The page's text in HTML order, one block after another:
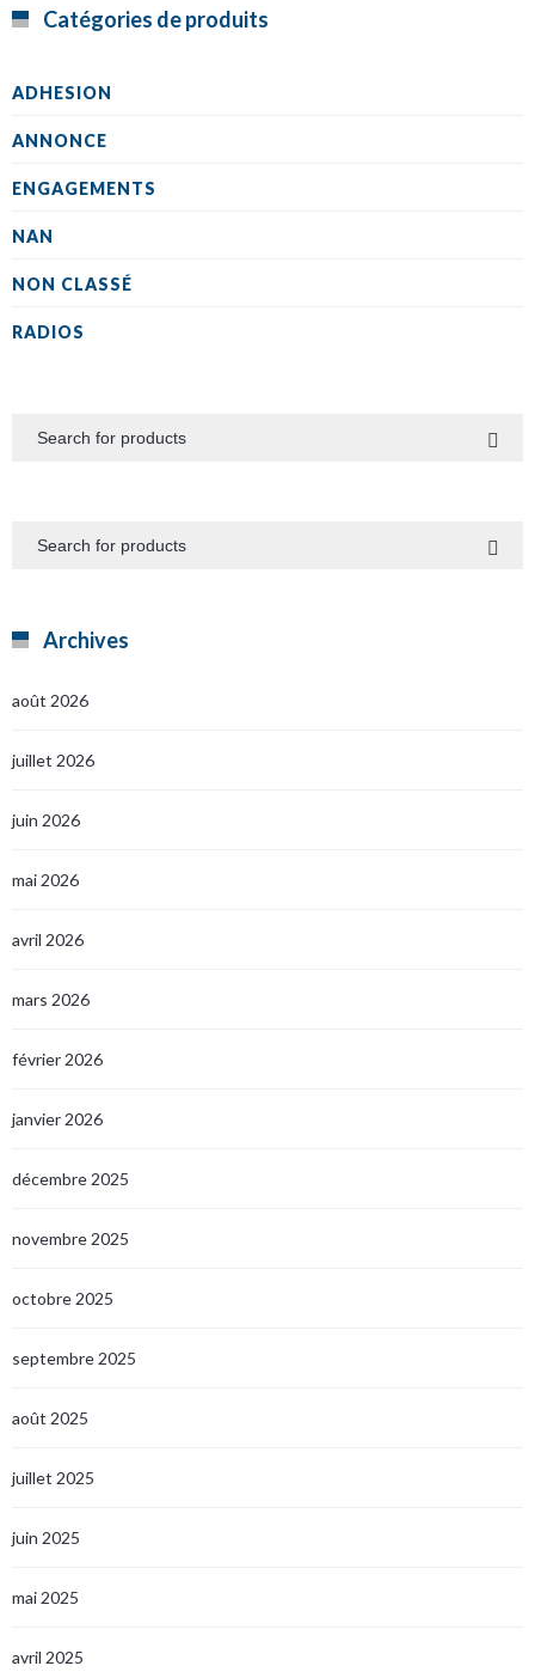
Catégories de produits
ADHESION
ANNONCE
ENGAGEMENTS
NAN
NON CLASSÉ
RADIOS
Archives
août 2026
juillet 2026
juin 2026
mai 2026
avril 2026
mars 2026
février 2026
janvier 2026
décembre 2025
novembre 2025
octobre 2025
septembre 2025
août 2025
juillet 2025
juin 2025
mai 2025
avril 2025